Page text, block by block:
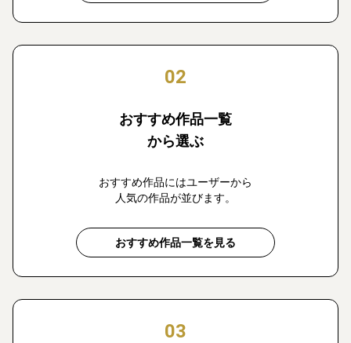
02
おすすめ作品一覧
から選ぶ
おすすめ作品にはユーザーから
人気の作品が並びます。
おすすめ作品一覧を見る
03